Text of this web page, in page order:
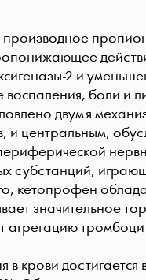
2 и
воспаления, боли и
двумя
и центральным,
субстанций,
кетопрофен
значительное
агрегацию
крови достигается